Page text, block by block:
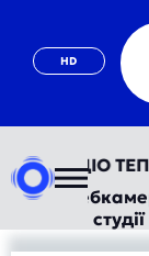
HD
студії